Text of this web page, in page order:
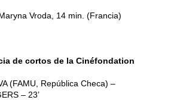
Vroda, 14 min. (Francia)
de cortos de la Cinéfondation
(FAMU, República Checa) –
– 23’